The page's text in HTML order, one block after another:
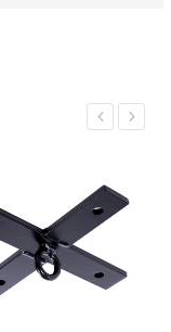
Previous
Next